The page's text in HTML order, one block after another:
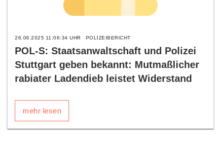
26.06.2025 11:06:34 UHR POLIZEIBERICHT
POL-S: Staatsanwaltschaft und Polizei
Stuttgart geben bekannt: Mutmaßlicher
rabiater Ladendieb leistet Widerstand
mehr lesen